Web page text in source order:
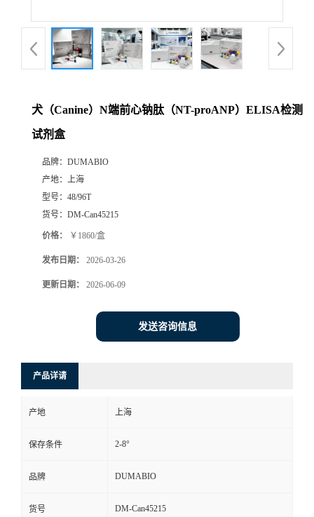
品
在
线
留
犬（Canine）N端前心钠肽（NT-proANP）ELISA检测
试剂盒
品牌： DUMABIO
产地： 上海
型号： 48/96T
货号： DM-Can45215
价格： ￥1860/盒
发布日期： 2026-03-26
更新日期： 2026-06-09
发送咨询信息
产品详请
产地 上海
保存条件 2-8°
品牌 DUMABIO
货号 DM-Can45215